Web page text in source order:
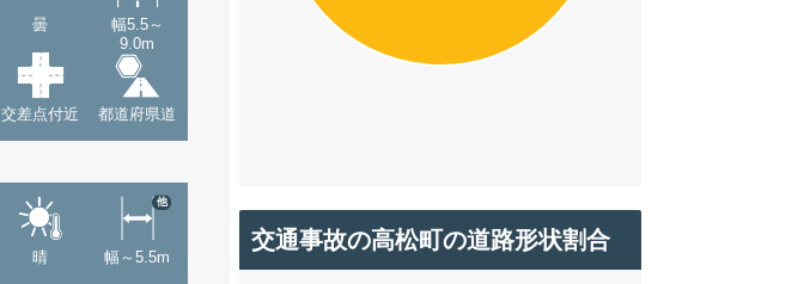
曇
幅5.5～
9.0m
交差点付近 都道府県道
晴 幅～5.5m
他
交通事故の高松町の道路形状割合